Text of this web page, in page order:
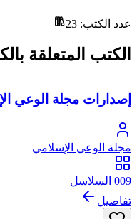
عدد الكتب:
23
الكتب المتعلقة
إصدارات مجلة الوعي
مجلة الوعي الإسلامي
009 السلاسل
تفاصيل